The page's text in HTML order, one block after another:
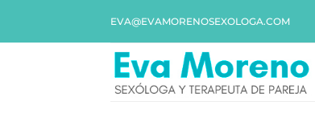
EVA@EVAMORENOSEXOLOGA.COM